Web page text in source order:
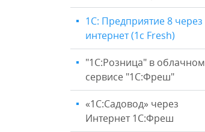
1С: Предприятие 8 через
интернет (1c Fresh)
"1C:Розница" в облачном
сервисе "1С:Фреш"
«1С:Садовод» через
Интернет 1С:Фреш